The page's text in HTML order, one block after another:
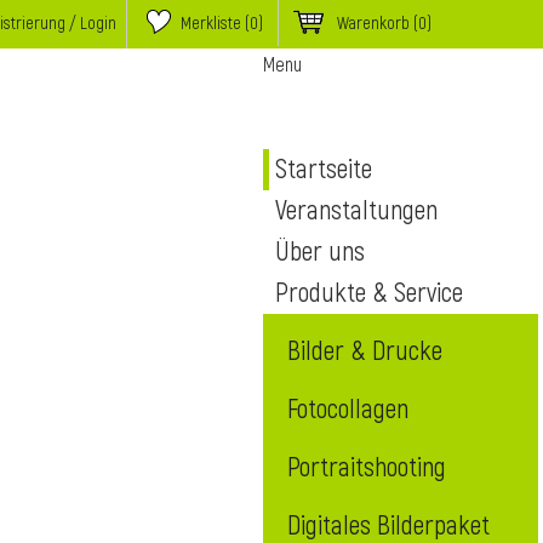
/ Login Merkliste (0) Warenkorb (0)
Menu
Startseite
Veranstaltungen
Über uns
Produkte & Service
Bilder & Drucke
Fotocollagen
Portraitshooting
Digitales Bilderpaket